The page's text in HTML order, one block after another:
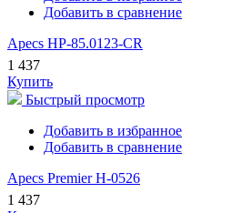
Добавить в сравнение
Apecs HP-85.0123-CR
1 437
Купить
Быстрый просмотр
Добавить в избранное
Добавить в сравнение
Apecs Premier H-0526
1 437